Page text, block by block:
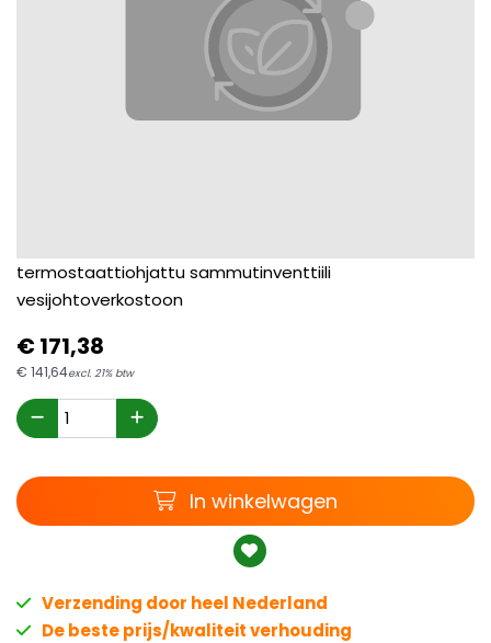
termostaattiohjattu sammutinventtiili
vesijohtoverkostoon
€171,38
€ 141,64excl. 21% btw
Winkelwagen
In winkelwagen
Verzending door heel Nederland
De beste prijs/kwaliteit verhouding